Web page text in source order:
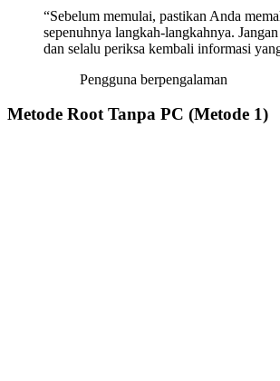
“Sebelum memulai, pastikan Anda
sepenuhnya langkah-langkahnya.
dan selalu periksa kembali informasi
Pengguna berpengalaman
Metode Root Tanpa PC (Metode 1)